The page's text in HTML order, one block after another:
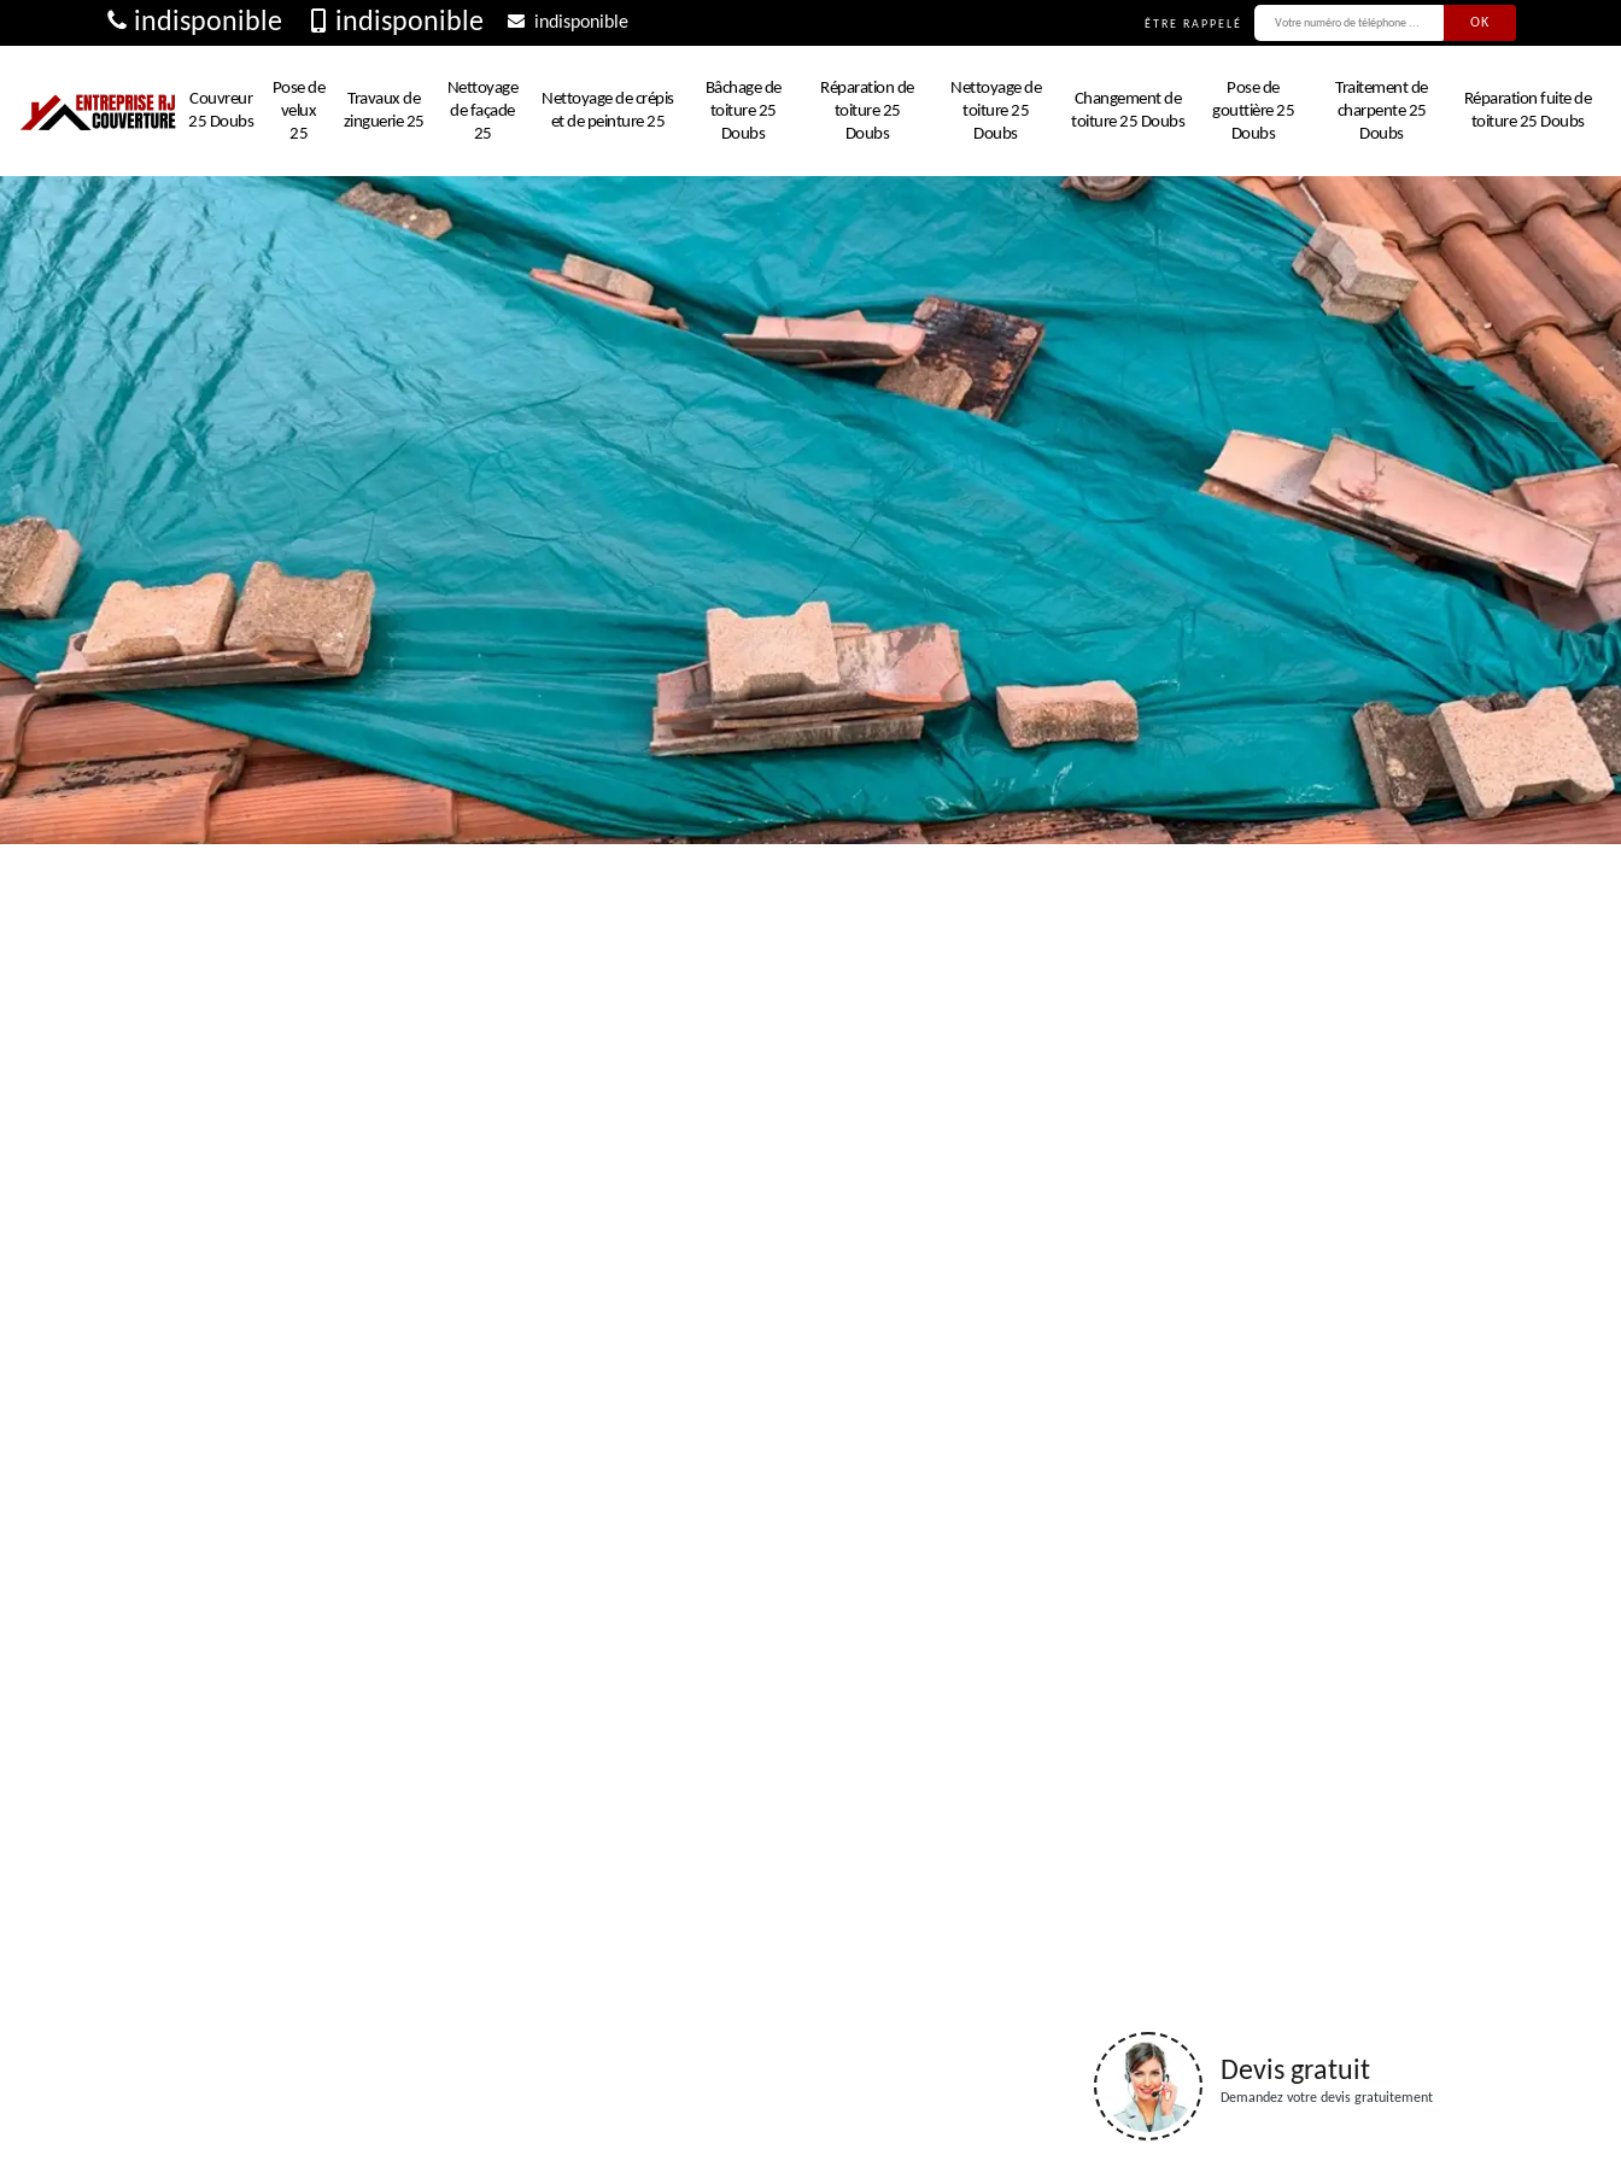
indisponible indisponible indisponible ÊTRE RAPPELÉ
Couvreur
25 Doubs
Pose de
velux
25
Travaux de
zinguerie 25
Nettoyage
de façade
25
Nettoyage de crépis
et de peinture 25
Bâchage de
toiture 25
Doubs
Réparation de
toiture 25
Doubs
Nettoyage de
toiture 25
Doubs
Changement de
toiture 25 Doubs
Pose de
gouttière 25
Doubs
Traitement de
charpente 25
Doubs
Réparation fuite de
toiture 25 Doubs
Devis gratuit
Demandez votre devis gratuitement